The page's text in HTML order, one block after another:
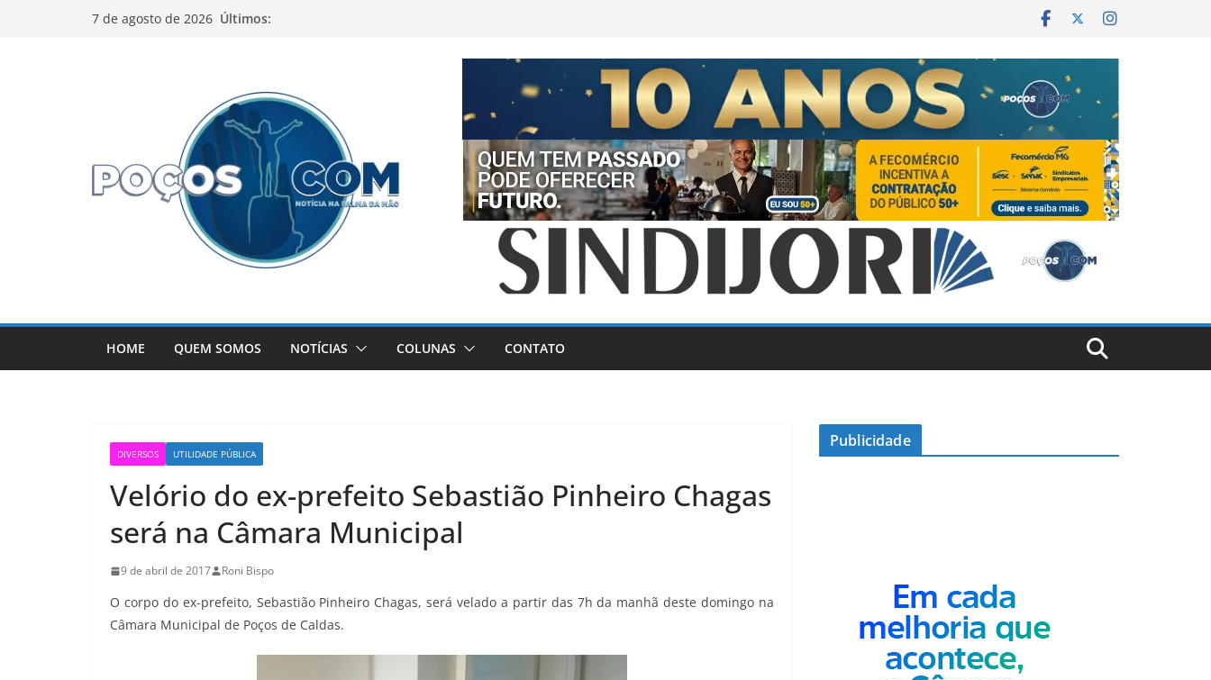
7 de agosto de 2026 Últimos:
HOME QUEM SOMOS NOTÍCIAS COLUNAS CONTATO
DIVERSOS UTILIDADE PÚBLICA
Velório do ex-prefeito Sebastião Pinheiro Chagas
será na Câmara Municipal
9 de abril de 2017 Roni Bispo
O corpo do ex-prefeito, Sebastião Pinheiro Chagas, será velado a partir das 7h da manhã deste domingo na
Câmara Municipal de Poços de Caldas.
Publicidade